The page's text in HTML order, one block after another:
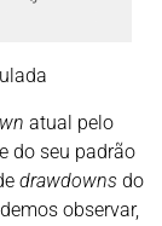
atual pelo
do seu padrão
drawdowns do
observar,